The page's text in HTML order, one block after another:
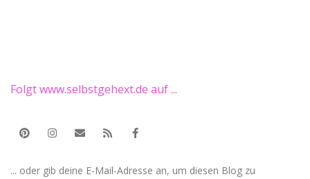
Folgt www.selbstgehext.de auf ...
... oder gib deine E-Mail-Adresse an, um diesen Blog zu